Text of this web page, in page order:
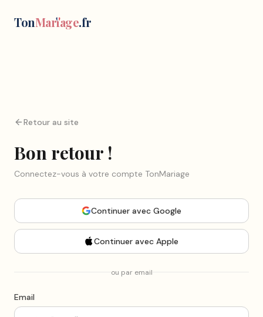
TonMariage.fr
Retour au site
Bon retour !
Connectez-vous à votre compte TonMariage
Continuer avec Google
Continuer avec Apple
ou par email
Email